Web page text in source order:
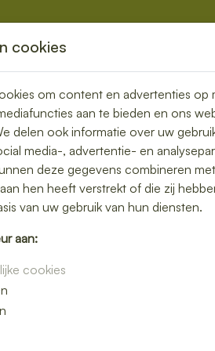
in
in Westdorp
broodjes tot
op kantoor.
past. Bestellen is snel en
cookies
om content en advertenties op
aan te bieden en ons
delen ook informatie over uw
media-, advertentie- en
deze gegevens combineren
hen heeft verstrekt of die zij
van uw gebruik van hun diensten.
aan:
cookies